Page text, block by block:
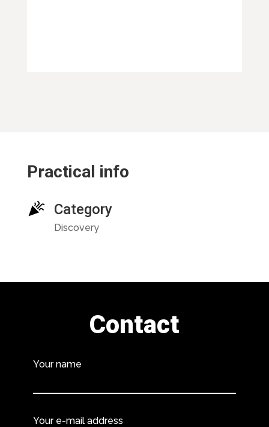
Practical info
Category
Discovery
Contact
Your name
Your e-mail address